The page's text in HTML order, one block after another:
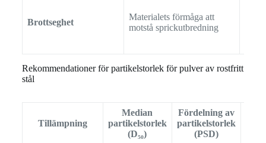
Brottseghet
Materialets förmåga att
motstå sprickutbredning
Rekommendationer för partikelstorlek för pulver av rostfritt
stål
Tillämpning
Median
partikelstorlek
(D₅₀)
Fördelning av
partikelstorlek
(PSD)